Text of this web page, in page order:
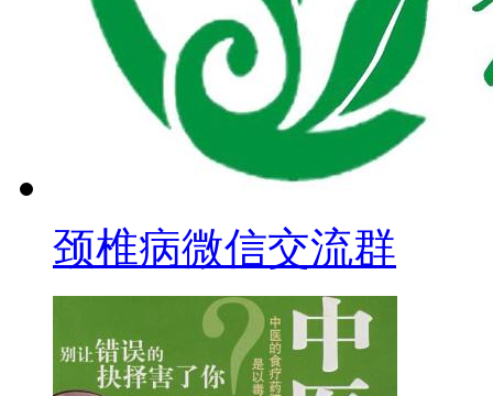
颈椎病微信交流群